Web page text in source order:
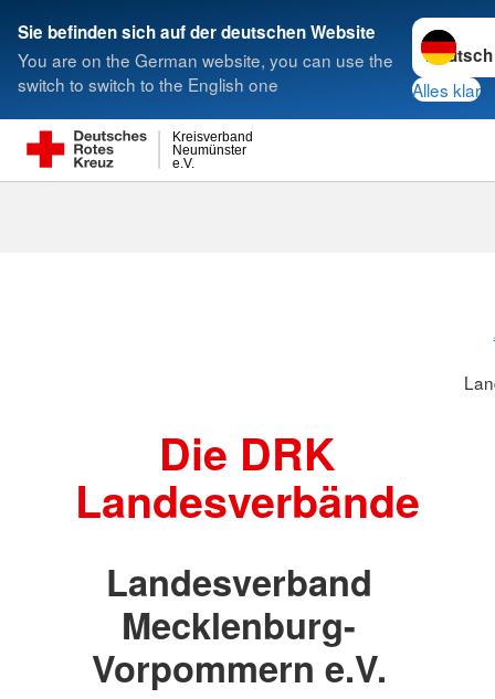
Sie befinden sich auf der deutschen Website
You are on the German website, you can use the
switch to switch to the English one
Sprache
Alles klar
e.V.
Neumünster
Kreisverband
Suche
Die DRK
Landesverbände
Landesverband
Mecklenburg-
Vorpommern e.V.